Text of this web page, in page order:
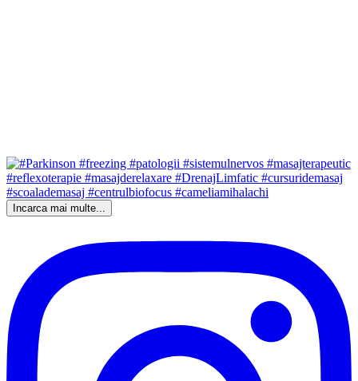
Incarca mai multe...